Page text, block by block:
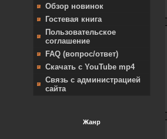
Обзор новинок
Гостевая книга
Пользовательское
соглашение
FAQ (вопрос/ответ)
Скачать с YouTube mp4
Связь с администрацией
сайта
Жанр